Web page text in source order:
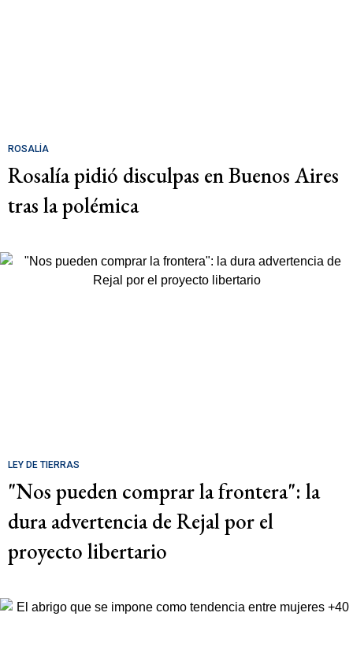
ROSALÍA
Rosalía pidió disculpas en Buenos Aires
tras la polémica
LEY DE TIERRAS
"Nos pueden comprar la frontera": la
dura advertencia de Rejal por el
proyecto libertario